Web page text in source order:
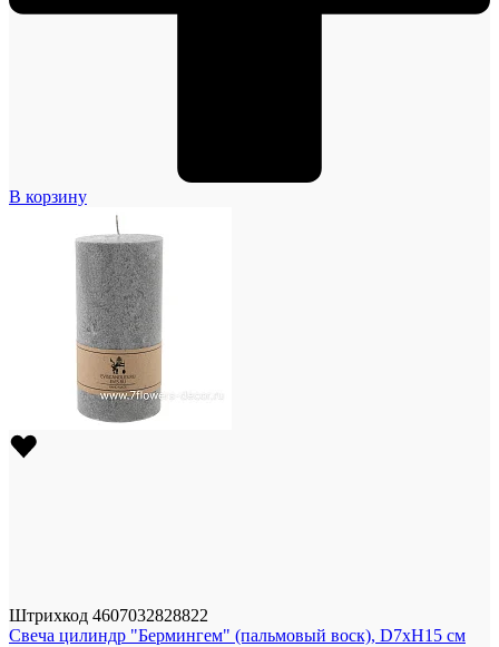
В корзину
Штрихкод 4607032828822
Свеча цилиндр "Бермингем" (пальмовый воск), D7хН15 см